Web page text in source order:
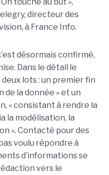
directeur des
à France Info.
désormais confirmé,
Dans le détail le
lots : un premier fin
de la donnée » et un
« consistant à rendre la
la modélisation, la
». Contacté pour des
voulu répondre à
d’informations se
vers le